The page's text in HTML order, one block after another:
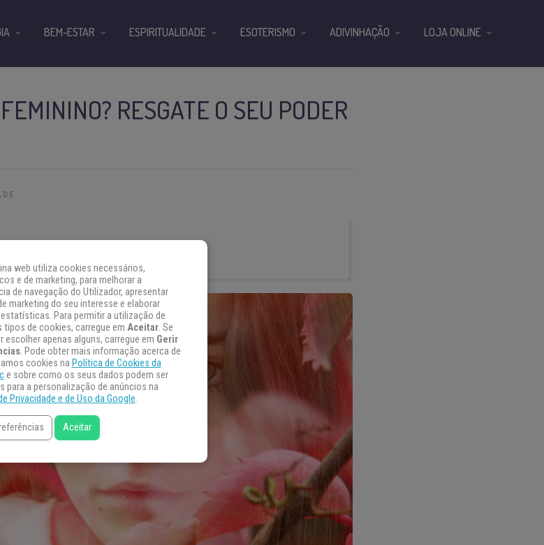
RESGATE O SEU PODER
BEM-ESTAR ESPIRITUALIDADE ESOTERISMO ADIVINHAÇÃO LOJA ONLINE
web utiliza cookies necessários,
e de marketing, para melhorar a
de navegação do Utilizador, apresentar
marketing do seu interesse e elaborar
Para permitir a utilização de
de cookies, carregue em Aceitar. Se
escolher apenas alguns, carregue em Gerir
. Pode obter mais informação acerca de
cookies na Política de Cookies da
e sobre como os seus dados podem ser
para a personalização de anúncios na
Privacidade e de Uso da Google.
Aceitar